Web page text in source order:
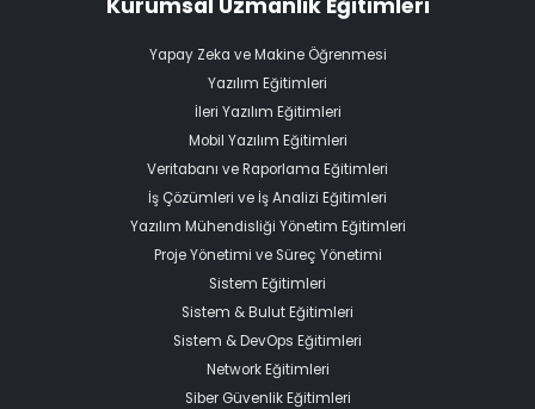
Kurumsal Uzmanlık Eğitimleri
Yapay Zeka ve Makine Öğrenmesi
Yazılım Eğitimleri
İleri Yazılım Eğitimleri
Mobil Yazılım Eğitimleri
Veritabanı ve Raporlama Eğitimleri
İş Çözümleri ve İş Analizi Eğitimleri
Yazılım Mühendisliği Yönetim Eğitimleri
Proje Yönetimi ve Süreç Yönetimi
Sistem Eğitimleri
Sistem & Bulut Eğitimleri
Sistem & DevOps Eğitimleri
Network Eğitimleri
Siber Güvenlik Eğitimleri